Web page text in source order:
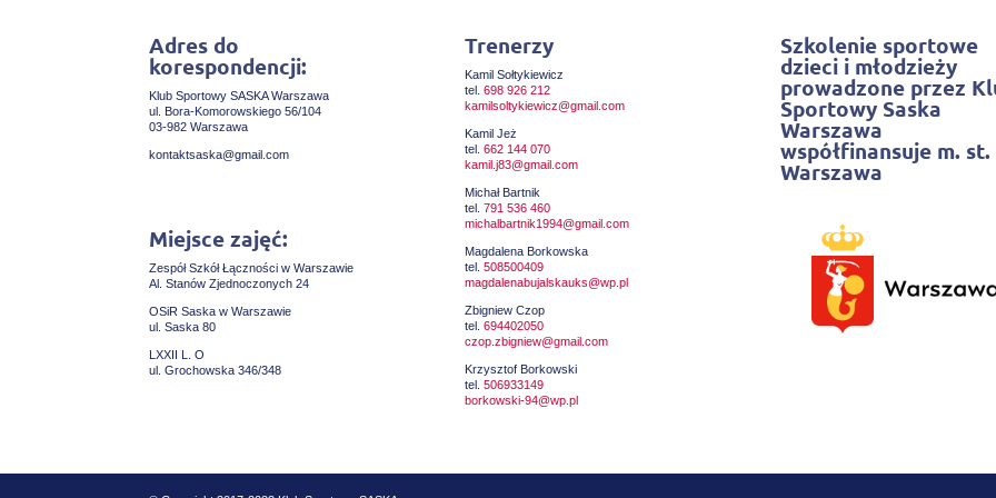
Adres do
korespondencji:
Klub Sportowy SASKA Warszawa
ul. Bora-Komorowskiego 56/104
03-982 Warszawa
kontaktsaska@gmail.com
Miejsce zajęć:
Zespół Szkół Łączności w Warszawie
Al. Stanów Zjednoczonych 24
OSiR Saska w Warszawie
ul. Saska 80
LXXII L. O
ul. Grochowska 346/348
Trenerzy
Kamil Sołtykiewicz
tel. 698 926 212
kamilsoltykiewicz@gmail.com
Kamil Jeż
tel. 662 144 070
kamil.j83@gmail.com
Michał Bartnik
tel. 791 536 460
michalbartnik1994@gmail.com
Magdalena Borkowska
tel. 508500409
magdalenabujalskauks@wp.pl
Zbigniew Czop
tel. 694402050
czop.zbigniew@gmail.com
Krzysztof Borkowski
tel. 506933149
borkowski-94@wp.pl
Szkolenie sportowe
dzieci i młodzieży
prowadzone przez
Sportowy Saska
Warszawa
współfinansuje m. st.
Warszawa